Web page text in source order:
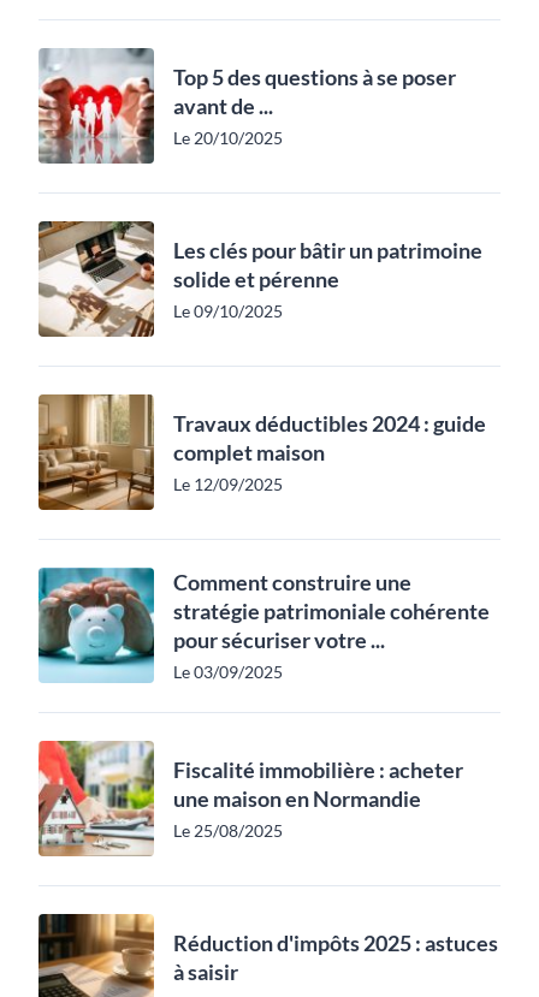
Top 5 des questions à se poser
avant de ...
Le 20/10/2025
Les clés pour bâtir un patrimoine
solide et pérenne
Le 09/10/2025
Travaux déductibles 2024 : guide
complet maison
Le 12/09/2025
Comment construire une
stratégie patrimoniale cohérente
pour sécuriser votre ...
Le 03/09/2025
Fiscalité immobilière : acheter
une maison en Normandie
Le 25/08/2025
Réduction d'impôts 2025 : astuces
à saisir